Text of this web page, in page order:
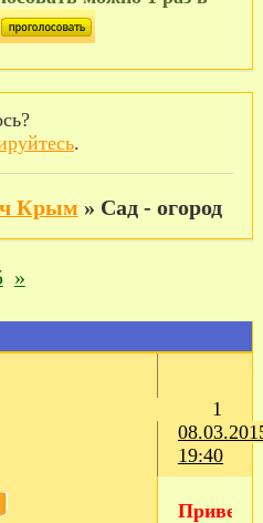
.
Крым » Сад - огород
»
1
19:40